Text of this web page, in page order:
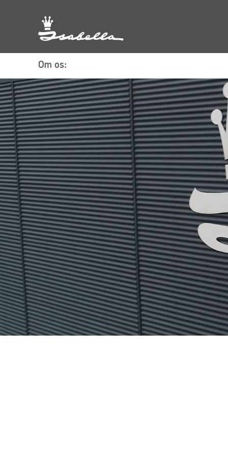
Om os: